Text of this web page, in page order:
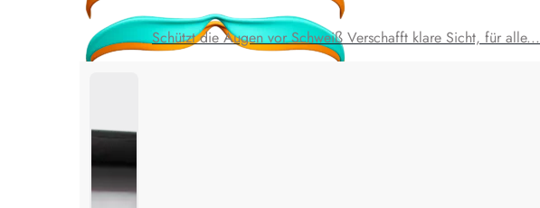
Schützt die Augen vor Schweiß Verschafft klare Sicht, für alle...